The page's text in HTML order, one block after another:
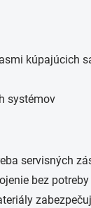
kúpajúcich
systémov
servisných
bez